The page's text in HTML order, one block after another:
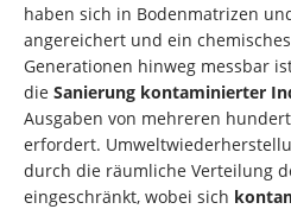
haben sich in Bodenmatrizen
angereichert und ein
Generationen hinweg messbar
die Sanierung kontaminierter
Ausgaben von mehreren
erfordert.
durch die räumliche Verteilung
eingeschränkt, wobei sich